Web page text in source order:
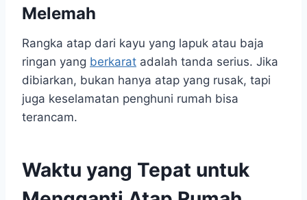
Melemah
Rangka atap dari kayu yang lapuk atau baja
ringan yang berkarat adalah tanda serius. Jika
dibiarkan, bukan hanya atap yang rusak, tapi
juga keselamatan penghuni rumah bisa
terancam.
Waktu yang Tepat untuk